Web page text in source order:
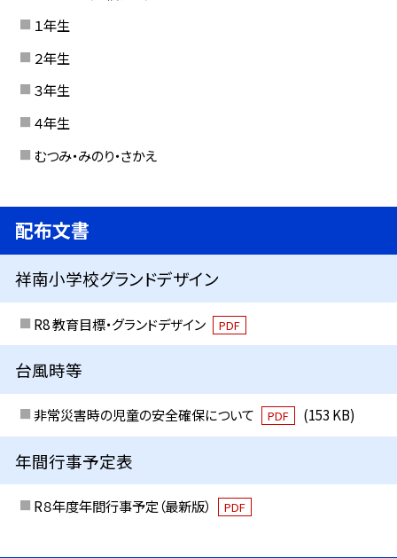
１年生
２年生
３年生
４年生
むつみ・みのり・さかえ
配布文書
祥南小学校グランドデザイン
R8 教育目標・グランドデザイン PDF
台風時等
非常災害時の児童の安全確保について PDF (153 KB)
年間行事予定表
R８年度年間行事予定（最新版） PDF